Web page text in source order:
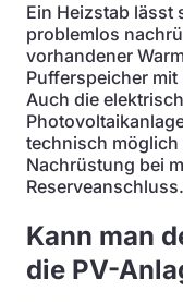
Ein Heizstab lässt
problemlos
vorhandener
Pufferspeicher
Auch die
technisch
Nachrüstung bei
Reserveanschluss.
Kann man
die PV-